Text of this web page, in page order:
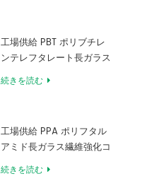
工場供給 PBT ポリブチレ
ンテレフタレート長ガラス
繊維強化コンパウンド
続きを読む
工場供給 PPA ポリフタル
アミド長ガラス繊維強化コ
ンパウンド
続きを読む